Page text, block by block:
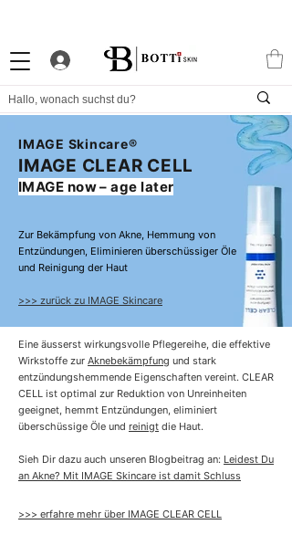
IMAGE Skincare®
IMAGE CLEAR CELL
IMAGE now – age later
Zur Bekämpfung von Akne, Hemmung von
Entzündungen, Eliminieren überschüssiger Öle
und Reinigung der Haut
>>> zurück zu IMAGE Skincare
Eine äusserst wirkungsvolle Pflegereihe, die effektive
Wirkstoffe zur Aknebekämpfung und stark
entzündungshemmende Eigenschaften vereint. CLEAR
CELL ist optimal zur Reduktion von Unreinheiten
geeignet, hemmt Entzündungen, eliminiert
überschüssige Öle und reinigt die Haut.
Sieh Dir dazu auch unseren Blogbeitrag an: Leidest Du
an Akne? Mit IMAGE Skincare ist damit Schluss
>>> erfahre mehr über IMAGE CLEAR CELL